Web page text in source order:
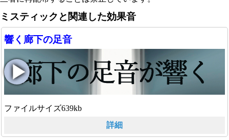
ミスティックと関連した効果音
響く廊下の足音
ファイルサイズ639kb
詳細